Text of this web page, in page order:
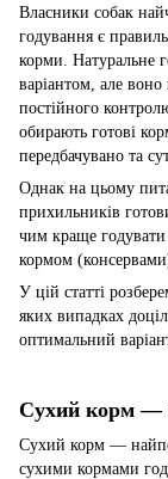
Власники собак
годування є
корми. Натуральне
варіантом, але воно
постійного
обирають готові
передбачувано та
Однак на цьому
прихильників
чим краще
кормом
У цій статті
яких випадках
оптимальний
Сухий корм —
Сухий корм —
сухими кормами